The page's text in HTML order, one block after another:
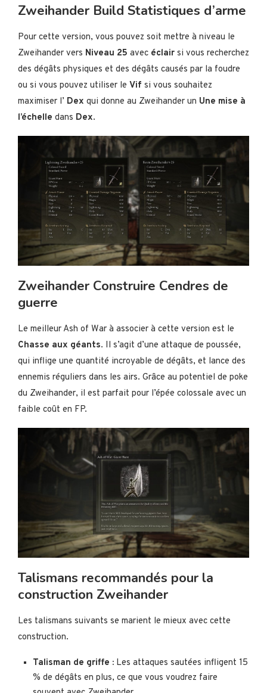
Zweihander Build Statistiques d’arme
Pour cette version, vous pouvez soit mettre à niveau le
Zweihander vers Niveau 25 avec éclair si vous recherchez
des dégâts physiques et des dégâts causés par la foudre
ou si vous pouvez utiliser le Vif si vous souhaitez
maximiser l’ Dex qui donne au Zweihander un Une mise à
l’échelle dans Dex.
Zweihander Construire Cendres de
guerre
Le meilleur Ash of War à associer à cette version est le
Chasse aux géants. Il s’agit d’une attaque de poussée,
qui inflige une quantité incroyable de dégâts, et lance des
ennemis réguliers dans les airs. Grâce au potentiel de poke
du Zweihander, il est parfait pour l’épée colossale avec un
faible coût en FP.
Talismans recommandés pour la
construction Zweihander
Les talismans suivants se marient le mieux avec cette
construction.
Talisman de griffe : Les attaques sautées infligent 15
% de dégâts en plus, ce que vous voudrez faire